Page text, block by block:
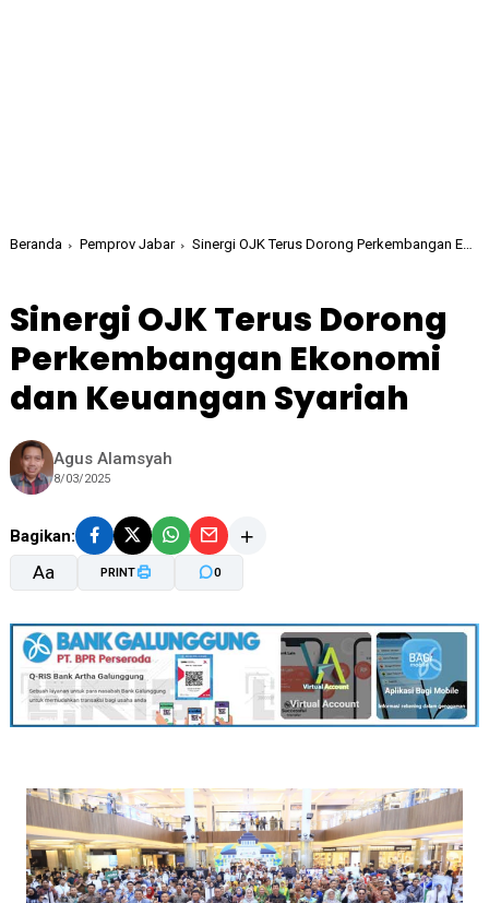
Beranda Pemprov Jabar Sinergi OJK Terus Dorong Perkembangan Ekonomi dan Keuangan Syariah
Sinergi OJK Terus Dorong
Perkembangan Ekonomi
dan Keuangan Syariah
Agus Alamsyah
8/03/2025
Bagikan:
Aa
A-
PRINT 0